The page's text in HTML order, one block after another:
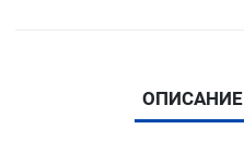
ОПИСАНИЕ